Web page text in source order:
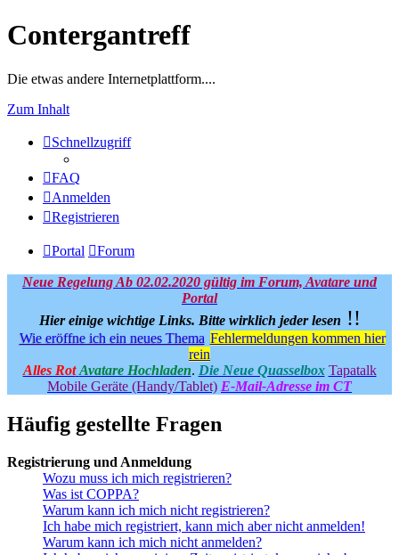
Contergantreff
Die etwas andere Internetplattform....
Zum Inhalt
Schnellzugriff
FAQ
Anmelden
Registrieren
Portal Forum
Neue Regelung Ab 02.02.2020 gültig im Forum, Avatare und
Portal
Hier einige wichtige Links. Bitte wirklich jeder lesen !!
Wie eröffne ich ein neues Thema Fehlermeldungen kommen hier
rein
Alles Rot Avatare Hochladen. Die Neue Quasselbox Tapatalk
Mobile Geräte (Handy/Tablet) E-Mail-Adresse im CT
Häufig gestellte Fragen
Registrierung und Anmeldung
Wozu muss ich mich registrieren?
Was ist COPPA?
Warum kann ich mich nicht registrieren?
Ich habe mich registriert, kann mich aber nicht anmelden!
Warum kann ich mich nicht anmelden?